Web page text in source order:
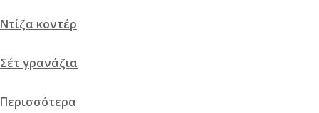
Ντίζα κοντέρ
Σέτ γρανάζια
Περισσότερα